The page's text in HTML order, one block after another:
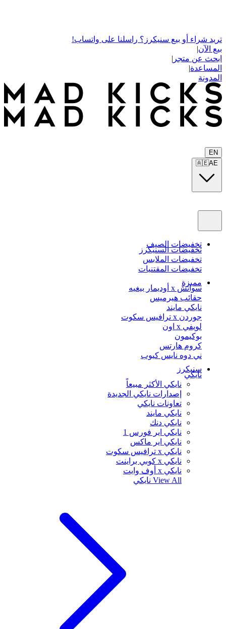
تريد شراء أو بيع سنيكرز؟ راسلنا على واتساب!
بيع الآن|
ابحث عن متجر |
المساعدة|
المدونة
EN
🇦🇪AE
تخفيضات الصيف
تخفيضات السنيكرز
تخفيضات الملابس
تخفيضات المقتنيات
مميزة
سواتش x أوديمار بيغيه
حقائب هيرميس
نايكي مايند
جوردن x ترافيس سكوت
لويفي x اون
بوكيمون
كروم هارتس
ني دوه نايس كيوب
سنيكرز
نايكي
نايكي الأكثر مبيعاً
إصدارات نايكي الجديدة
تعاونات نايكي
نايكي مايند
نايكي دنك
نايكي اير فورس 1
نايكي اير ماكس
نايكي x ترافيس سكوت
نايكي x كوبي براينت
نايكي x أوف وايت
View All نايكي